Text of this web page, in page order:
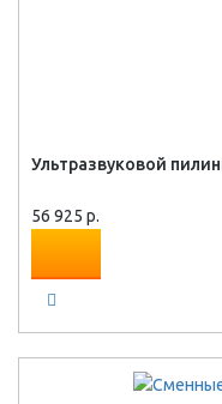
Ультразвуковой
56 925 р.